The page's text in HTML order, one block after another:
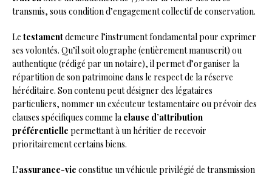
transmis, sous condition d’engagement collectif de conservation.
Le testamentdemeure l’instrument fondamental pour exprimer
ses volontés. Qu’il soit olographe (entièrement manuscrit) ou
authentique (rédigé par un notaire), il permet d’organiser la
répartition de son patrimoine dans le respect de la réserve
héréditaire. Son contenu peut désigner des légataires
particuliers, nommer un exécuteur testamentaire ou prévoir des
clauses spécifiques comme la clause d’attribution
préférentielle permettant à un héritier de recevoir
prioritairement certains biens.
L’assurance-vie constitue un véhicule privilégié de transmission